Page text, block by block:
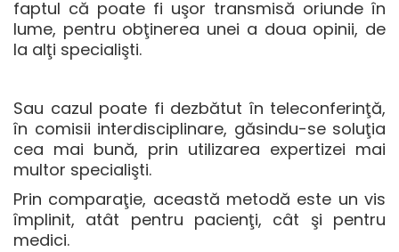
faptul că poate fi uşor transmisă oriunde în
lume, pentru obţinerea unei a doua opinii, de
la alţi specialişti.
Sau cazul poate fi dezbătut în teleconferinţă,
în comisii interdisciplinare, găsindu-se soluţia
cea mai bună, prin utilizarea expertizei mai
multor specialişti.
Prin comparaţie, această metodă este un vis
împlinit, atât pentru pacienţi, cât şi pentru
medici.